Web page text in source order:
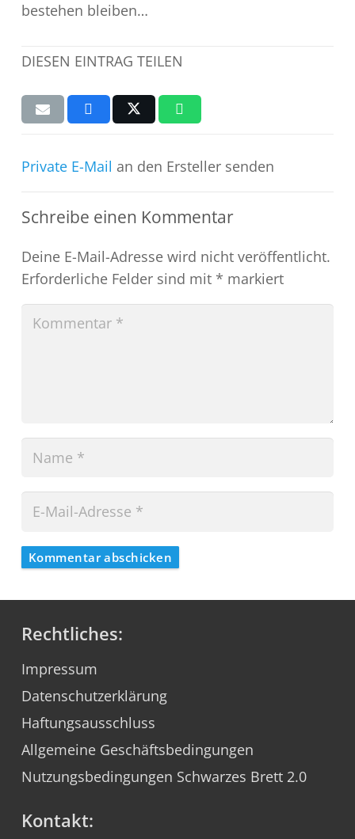
bestehen bleiben…
DIESEN EINTRAG TEILEN
Private E-Mail an den Ersteller senden
Schreibe einen Kommentar
Deine E-Mail-Adresse wird nicht veröffentlicht.
Erforderliche Felder sind mit * markiert
Kommentar abschicken
Rechtliches:
Impressum
Datenschutzerklärung
Haftungsausschluss
Allgemeine Geschäftsbedingungen
Nutzungsbedingungen Schwarzes Brett 2.0
Kontakt: